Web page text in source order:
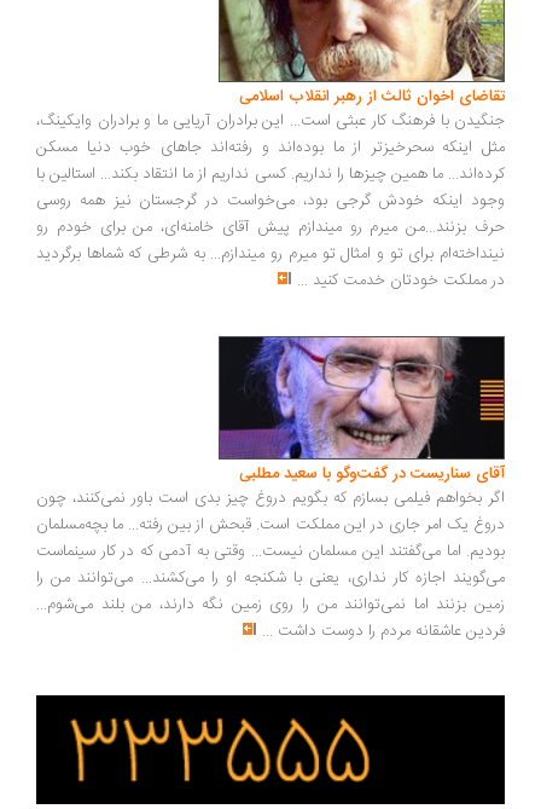
اخوان ثالث از رهبر انقلاب اسلامی
با فرهنگ کار عبثی است... این برادران آریایی ما و برادران وایکینگ،
اینکه سحرخیزتر از ما بوده‌اند و رفته‌اند جاهای خوب دنیا مسکن
ما همین چیزها را نداریم. کسی نداریم از ما انتقاد بکند... استالین با
اینکه خودش گرجی بود، می‌خواست در گرجستان نیز همه روسی
بزنند...من میرم رو میندازم پیش آقای خامنه‌ای، من برای خودم رو
برای تو و امثال تو میرم رو میندازم... به شرطی که شماها برگردید
مملکت خودتان خدمت کنید...
سناریست در گفت‌وگو با سعید مطلبی
بخواهم فیلمی بسازم که بگویم دروغ چیز بدی است باور نمی‌کنند، چون
یک امر جاری در این مملکت است. قبحش از بین رفته... ما بچه‌مسلمان
اما می‌گفتند این مسلمان نیست... وقتی به آدمی که در کار سینماست
اجازه کار نداری، یعنی با شکنجه او را می‌کشند... می‌توانند من را
بزنند اما نمی‌توانند من را روی زمین نگه دارند، من بلند می‌شوم...
عاشقانه مردم را دوست داشت ...